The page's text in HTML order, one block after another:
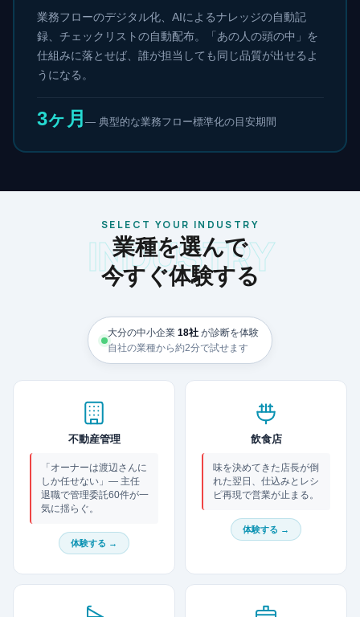
業務フローのデジタル化、AIによるナレッジの自動記
録、チェックリストの自動配布。「あの人の頭の中」を
仕組みに落とせば、誰が担当しても同じ品質が出せるよ
うになる。
3ヶ月 — 典型的な業務フロー標準化の目安期間
INDUSTRY
SELECT YOUR INDUSTRY
業種を選んで
今すぐ体験する
大分の中小企業 18社 が診断を体験
自社の業種から約2分で試せます
不動産管理
「オーナーは渡辺さんに
しか任せない」— 主任
退職で管理委託60件が一
気に揺らぐ。
体験する →
飲食店
味を決めてきた店長が倒
れた翌日、仕込みとレシ
ピ再現で営業が止まる。
体験する →